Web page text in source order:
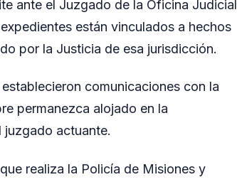
ante el Juzgado de la Oficina Judicial
están vinculados a hechos
por la Justicia de esa jurisdicción.
comunicaciones con la
permanezca alojado en la
actuante.
realiza la Policía de Misiones y